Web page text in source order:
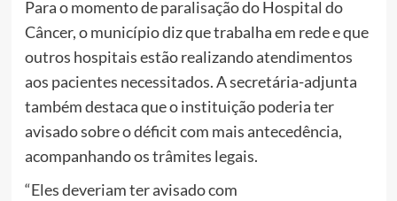
Para o momento de paralisação do Hospital do
Câncer, o município diz que trabalha em rede e que
outros hospitais estão realizando atendimentos
aos pacientes necessitados. A secretária-adjunta
também destaca que o instituição poderia ter
avisado sobre o déficit com mais antecedência,
acompanhando os trâmites legais.
“Eles deveriam ter avisado com